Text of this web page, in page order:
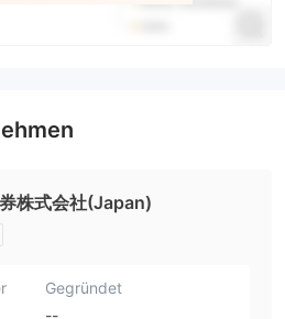
株式会社(Japan)
Gegründet
--